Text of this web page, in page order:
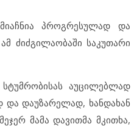
პროგრესულად და
ძიძგილაობაში საკუთარი
აუცილებლად
დაუზარელად, ხანდახან
მამა დავითმა მკითხა,